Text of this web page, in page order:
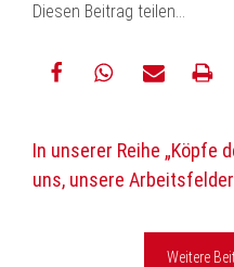
Diesen Beitrag teilen…
Mail
In unserer Reihe „Köpfe
uns, unsere
Weitere